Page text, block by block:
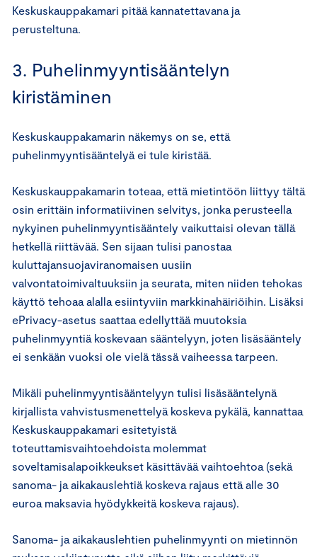
Keskuskauppakamari pitää kannatettavana ja
perusteltuna.
3. Puhelinmyyntisääntelyn
kiristäminen
Keskuskauppakamarin näkemys on se, että
puhelinmyyntisääntelyä ei tule kiristää.
Keskuskauppakamarin toteaa, että mietintöön liittyy tältä
osin erittäin informatiivinen selvitys, jonka perusteella
nykyinen puhelinmyyntisääntely vaikuttaisi olevan tällä
hetkellä riittävää. Sen sijaan tulisi panostaa
kuluttajansuojaviranomaisen uusiin
valvontatoimivaltuuksiin ja seurata, miten niiden tehokas
käyttö tehoaa alalla esiintyviin markkinahäiriöihin. Lisäksi
ePrivacy-asetus saattaa edellyttää muutoksia
puhelinmyyntiä koskevaan sääntelyyn, joten lisäsääntely
ei senkään vuoksi ole vielä tässä vaiheessa tarpeen.
Mikäli puhelinmyyntisääntelyyn tulisi lisäsääntelynä
kirjallista vahvistusmenettelyä koskeva pykälä, kannattaa
Keskuskauppakamari esitetyistä
toteuttamisvaihtoehdoista molemmat
soveltamisalapoikkeukset käsittävää vaihtoehtoa (sekä
sanoma- ja aikakauslehtiä koskeva rajaus että alle 30
euroa maksavia hyödykkeitä koskeva rajaus).
Sanoma- ja aikakauslehtien puhelinmyynti on mietinnön